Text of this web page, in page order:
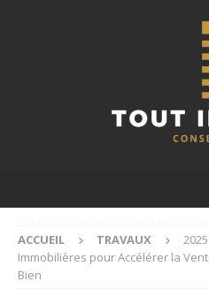
ACCUEIL TRAVAUX
Immobilières pour Accélérer la
Bien